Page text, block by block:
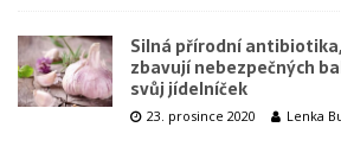
Silná přírodní
zbavují nebezpečných
svůj jídelníček
23. prosince 2020 Lenka